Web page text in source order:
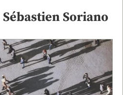
Sébastien Soriano